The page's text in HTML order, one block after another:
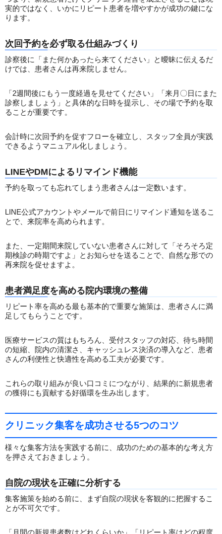
実的ではなく、いかにリピート患者を増やすかが成功の鍵にな
ります。
次回予約を必ず取る仕組みづくり
診察後に「また何かあったら来てください」と曖昧に伝えるだ
けでは、患者さんは再来院しません。
「2週間後にもう一度経過を見せてください」「来月〇日にまた
診察しましょう」と具体的な日時を提示し、その場で予約を取
ることが重要です。
会計時に次回予約を促すフローを確立し、スタッフ全員が実践
できるようマニュアル化しましょう。
LINEやDMによるリマインド機能
予約を取っても忘れてしまう患者さんは一定数います。
LINE公式アカウントやメールで前日にリマインド通知を送るこ
とで、来院率を高められます。
また、一定期間来院していない患者さんに対して「そろそろ定
期検診の時期ですよ」とお知らせを送ることで、自然な形での
再来院を促せますよ。
患者満足度を高める院内環境の整備
リピート率を高める最も基本的で重要な施策は、患者さんに満
足してもらうことです。
医療サービスの質はもちろん、受付スタッフの対応、待ち時間
の短縮、院内の清潔さ、キャッシュレス決済の導入など、患者
さんの利便性と快適性を高める工夫が必要です。
これらの取り組みが良い口コミにつながり、結果的に新規患者
の獲得にも貢献する好循環を生み出します。
クリニック集客を成功させる5つのコツ
様々な集客方法を実践する前に、成功のための基本的な考え方
を押さえておきましょう。
自院の現状を正確に分析する
集客施策を始める前に、まず自院の現状を客観的に把握するこ
とが不可欠です。